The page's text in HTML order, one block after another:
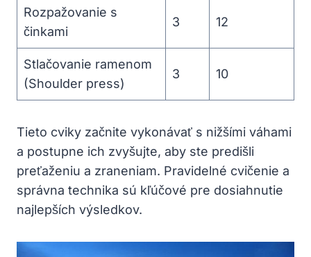
Rozpažovanie s
činkami
3 12
Stlačovanie ramenom
(Shoulder press)
3 10
Tieto cviky začnite vykonávať s nižšími váhami
a postupne ich zvyšujte, aby ste predišli
preťaženiu a zraneniam. Pravidelné cvičenie a
správna technika sú kľúčové pre dosiahnutie
najlepších výsledkov.